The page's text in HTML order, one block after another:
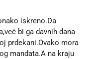
iskreno.Da
bi ga davnih dana
prdekani.Ovako mora
mandata.A na kraju